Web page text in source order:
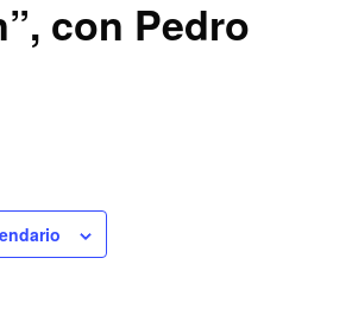
con Pedro